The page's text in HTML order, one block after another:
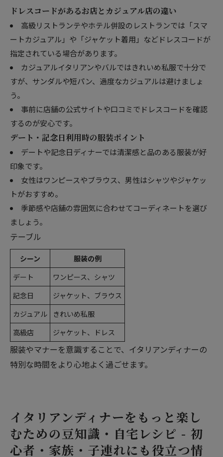
ドレスコードがあるお店とカジュアル店の違い
高級リストランテやホテル併設のレストランでは「スマ
ートカジュアル」や「ジャケット着用」などドレスコードが
指定されている場合があります。
カジュアルイタリアンやバルではきれいめ私服で十分で
すが、サンダルや短パン、過度なカジュアルは避けましょ
う。
事前に店舗の公式サイトや口コミでドレスコードを確認
するのが安心です。
デート・記念日利用時の服装ポイント
デートや記念日ディナーでは清潔感と品のある服装が好
印象です。
女性はワンピースやブラウス、男性はシャツやジャケッ
トがおすすめ。
季節感や店舗の雰囲気に合わせてコーディネートを選び
ましょう。
テーブル
シーン
服装の例
デート
ワンピース、シャツ
記念日
ジャケット、ブラウス
カジュアル
きれいめ私服
高級店
ジャケット、ドレス
服装やマナーを意識することで、イタリアンディナーの
特別な時間をより心地よく過ごせます。
イタリアンディナーをもっと楽し
むための豆知識・自宅レシピ - 初
心者・家族・子連れにも役立つ情